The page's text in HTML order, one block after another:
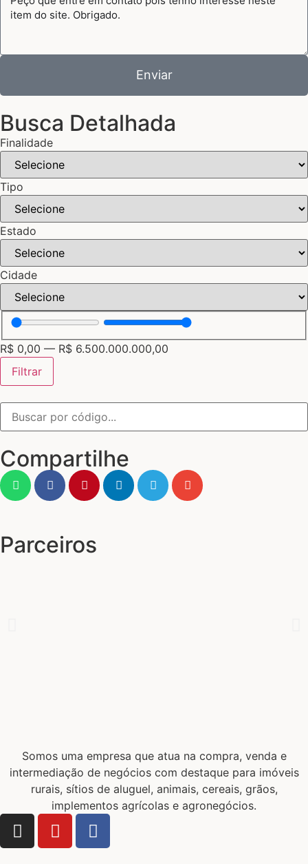
Enviar
Busca Detalhada
Finalidade
Tipo
Estado
Cidade
R$ 0,00 — R$ 6.500.000.000,00
Filtrar
Compartilhe
Parceiros
Somos uma empresa que atua na compra, venda e
intermediação de negócios com destaque para imóveis
rurais, sítios de aluguel, animais, cereais, grãos,
implementos agrícolas e agronegócios.